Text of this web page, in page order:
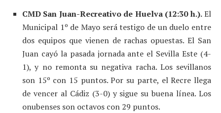
CMD San Juan-Recreativo de Huelva (12:30 h.).El
Municipal 1º de Mayo será testigo de un duelo entre
dos equipos que vienen de rachas opuestas. El San
Juan cayó la pasada jornada ante el Sevilla Este (4-
1), y no remonta su negativa racha. Los sevillanos
son 15º con 15 puntos. Por su parte, el Recre llega
de vencer al Cádiz (3-0) y sigue su buena línea. Los
onubenses son octavos con 29 puntos.